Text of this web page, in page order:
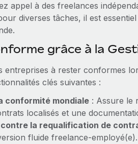
appel à des freelances
diverses tâches, il est
grâce à la
entreprises à rester conformes
clés suivantes :
conformité mondiale: Assure le
localisés et une
la requalification de
fluide freelance‑employé(e).